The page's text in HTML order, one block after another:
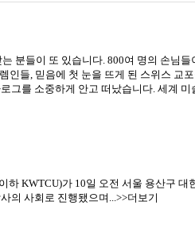
분들이 또 있습니다. 800여 명의 손님들
인들, 믿음에 첫 눈을 뜨게 된 스위스 교
그를 소중하게 안고 떠났습니다. 세계 미
KWTCU)가 10일 오전 서울 용산구 대
의 사회로 진행됐으며...>>더보기